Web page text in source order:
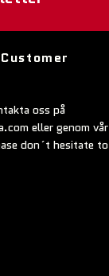
oss på
eller genom vår
don´t hesitate to